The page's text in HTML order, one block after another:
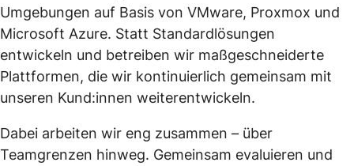
Umgebungen auf Basis von VMware, Proxmox und
Microsoft Azure. Statt Standardlösungen
entwickeln und betreiben wir maßgeschneiderte
Plattformen, die wir kontinuierlich gemeinsam mit
unseren Kund:innen weiterentwickeln.
Dabei arbeiten wir eng zusammen – über
Teamgrenzen hinweg. Gemeinsam evaluieren und